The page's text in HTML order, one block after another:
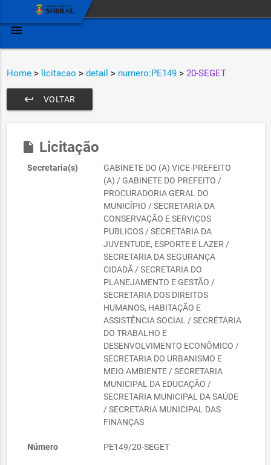
menu
Home > licitacao > detail > numero:PE149 > 20-SEGET
VOLTAR
keyboard_return
insert_drive_file Licitação
Secretaria(s)
GABINETE DO (A) VICE-PREFEITO
(A) / GABINETE DO PREFEITO /
PROCURADORIA GERAL DO
MUNICÍPIO / SECRETARIA DA
CONSERVAÇÃO E SERVIÇOS
PUBLICOS / SECRETARIA DA
JUVENTUDE, ESPORTE E LAZER /
SECRETARIA DA SEGURANÇA
CIDADÃ / SECRETARIA DO
PLANEJAMENTO E GESTÃO /
SECRETARIA DOS DIREITOS
HUMANOS, HABITAÇÃO E
ASSISTÊNCIA SOCIAL / SECRETARIA
DO TRABALHO E
DESENVOLVIMENTO ECONÔMICO /
SECRETARIA DO URBANISMO E
MEIO AMBIENTE / SECRETARIA
MUNICIPAL DA EDUCAÇÃO /
SECRETARIA MUNICIPAL DA SAÚDE
/ SECRETARIA MUNICIPAL DAS
FINANÇAS
Número PE149/20-SEGET